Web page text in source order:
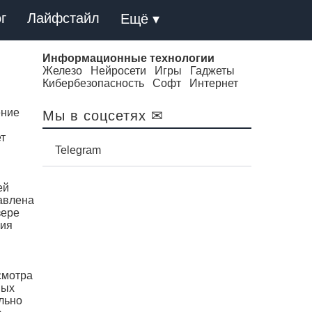
Лайфстайл Ещё ▾
Информационные технологии
Железо
Нейросети Игры
Гаджеты
Кибербезопасность
Софт Интернет
Мы в соцсетях ✉
Telegram